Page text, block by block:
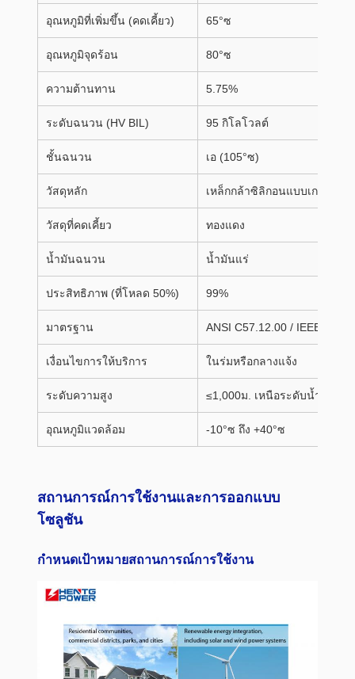
อุณหภูมิที่เพิ่มขึ้น (คดเคี้ยว) 65°ซ
อุณหภูมิจุดร้อน 80°ซ
ความต้านทาน 5.75%
ระดับฉนวน (HV BIL) 95 กิโลโวลต์
ชั้นฉนวน เอ (105°ซ)
วัสดุหลัก เหล็กกล้าซิลิกอนแบบเกรน
วัสดุที่คดเคี้ยว ทองแดง
น้ำมันฉนวน น้ำมันแร่
ประสิทธิภาพ (ที่โหลด 50%) 99%
มาตรฐาน ANSI C57.12.00 / IEEE
เงื่อนไขการให้บริการ ในร่มหรือกลางแจ้ง
ระดับความสูง ≤1,000ม. เหนือระดับน้ำทะเล
อุณหภูมิแวดล้อม -10°ซ ถึง +40°ซ
สถานการณ์การใช้งานและการออกแบบ
โซลูชัน
กำหนดเป้าหมายสถานการณ์การใช้งาน